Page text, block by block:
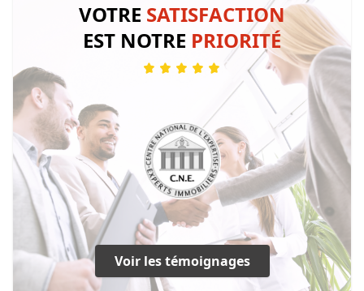
VOTRE SATISFACTION
EST NOTRE PRIORITÉ
Voir les témoignages